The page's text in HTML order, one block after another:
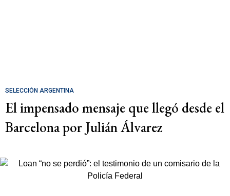
SELECCIÓN ARGENTINA
El impensado mensaje que llegó desde el
Barcelona por Julián Álvarez